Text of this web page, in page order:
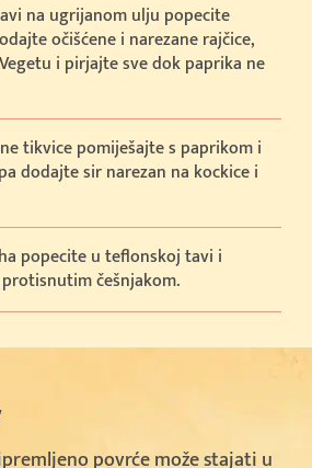
na ugrijanom ulju popecite
očišćene i narezane rajčice,
i pirjajte sve dok paprika ne
tikvice pomiješajte s paprikom i
dodajte sir narezan na kockice i
popecite u teflonskoj tavi i
češnjakom.
povrće može stajati u